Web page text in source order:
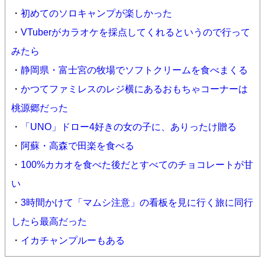
・ 初めてのソロキャンプが楽しかった
・ VTuberがカラオケを採点してくれるというので行って
みたら
・ 静岡県・富士宮の牧場でソフトクリームを食べまくる
・ かつてファミレスのレジ横にあるおもちゃコーナーは
桃源郷だった
・
「UNO」ドロー4好きの女の子に、ありったけ贈る
・ 阿蘇・高森で田楽を食べる
・ 100%カカオを食べた後だとすべてのチョコレートが甘
い
・ 3時間かけて「マムシ注意」の看板を見に行く旅に同行
したら最高だった
・ イカチャンプルーもある